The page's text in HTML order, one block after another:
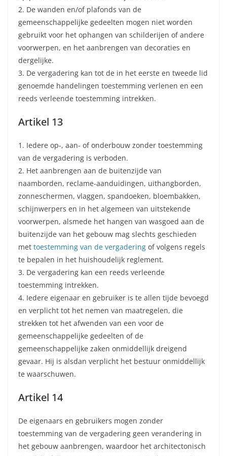
2. De wanden en/of plafonds van de
gemeenschappelijke gedeelten mogen niet worden
gebruikt voor het ophangen van schilderijen of andere
voorwerpen, en het aanbrengen van decoraties en
dergelijke.
3. De vergadering kan tot de in het eerste en tweede lid
genoemde handelingen toestemming verlenen en een
reeds verleende toestemming intrekken.
Artikel 13
1. Iedere op-, aan- of onderbouw zonder toestemming
van de vergadering is verboden.
2. Het aanbrengen aan de buitenzijde van
naamborden, reclame-aanduidingen, uithangborden,
zonneschermen, vlaggen, spandoeken, bloembakken,
schijnwerpers en in het algemeen van uitstekende
voorwerpen, alsmede het hangen van wasgoed aan de
buitenzijde van het gebouw mag slechts geschieden
met toestemming van de vergadering of volgens regels
te bepalen in het huishoudelijk reglement.
3. De vergadering kan een reeds verleende
toestemming intrekken.
4. Iedere eigenaar en gebruiker is te allen tijde bevoegd
en verplicht tot het nemen van maatregelen, die
strekken tot het afwenden van een voor de
gemeenschappelijke gedeelten of de
gemeenschappelijke zaken onmiddellijk dreigend
gevaar. Hij is alsdan verplicht het bestuur onmiddellijk
te waarschuwen.
Artikel 14
De eigenaars en gebruikers mogen zonder
toestemming van de vergadering geen verandering in
het gebouw aanbrengen, waardoor het architectonisch